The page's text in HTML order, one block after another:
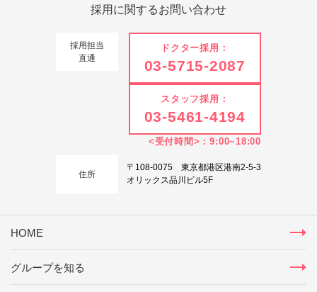
採用に関するお問い合わせ
採用担当
直通
ドクター採用：
03-5715-2087
スタッフ採用：
03-5461-4194
<受付時間>：9:00~18:00
住所
〒108-0075 東京都港区港南2-5-3
オリックス品川ビル5F
HOME
グループを知る